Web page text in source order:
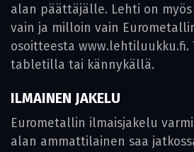
alan päättäjälle. Lehti on
vain ja milloin vain
osoitteesta www.lehtiluukku.fi.
tabletilla tai kännykällä.
ILMAINEN JAKELU
Eurometallin ilmaisjakelu
alan ammattilainen saa